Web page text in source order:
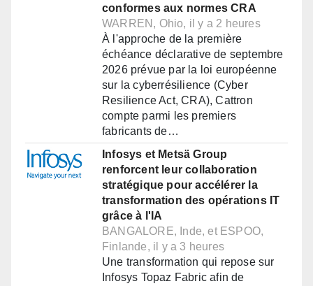
conformes aux normes CRA
WARREN, Ohio, il y a 2 heures
À l'approche de la première
échéance déclarative de septembre
2026 prévue par la loi européenne
sur la cyberrésilience (Cyber
Resilience Act, CRA), Cattron
compte parmi les premiers
fabricants de…
Infosys et Metsä Group
renforcent leur collaboration
stratégique pour accélérer la
transformation des opérations IT
grâce à l'IA
BANGALORE, Inde, et ESPOO,
Finlande, il y a 3 heures
Une transformation qui repose sur
Infosys Topaz Fabric afin de